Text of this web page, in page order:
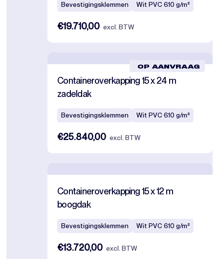
Bevestigingsklemmen Wit PVC 610 g/m²
€19.710,00 excl. BTW
OP AANVRAAG
Containeroverkapping 15 x 24 m
zadeldak
Bevestigingsklemmen Wit PVC 610 g/m²
€25.840,00 excl. BTW
Containeroverkapping 15 x 12 m
boogdak
Bevestigingsklemmen Wit PVC 610 g/m²
€13.720,00 excl. BTW